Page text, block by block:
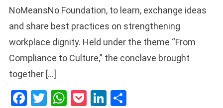
NoMeansNo Foundation, to learn, exchange ideas
and share best practices on strengthening
workplace dignity. Held under the theme “From
Compliance to Culture,” the conclave brought
together […]
Facebook
Twitter
WhatsApp
PocketLinkedIn